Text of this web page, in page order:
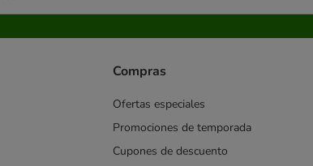
Compras
Ofertas especiales
Promociones de temporada
Cupones de descuento